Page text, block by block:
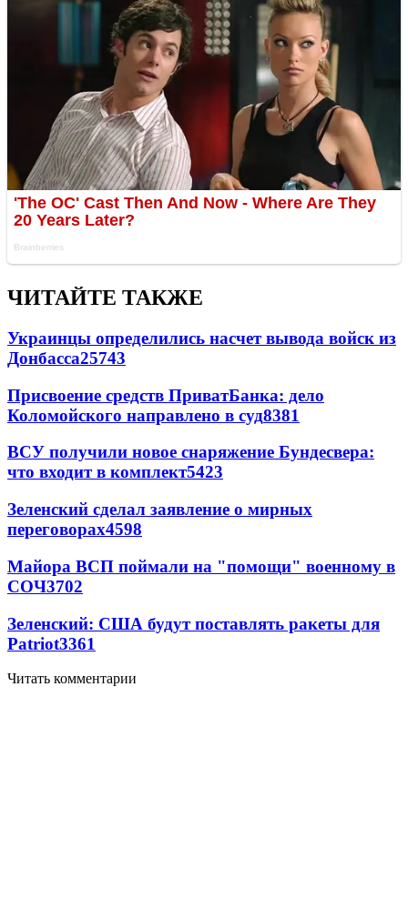
ЧИТАЙТЕ ТАКЖЕ
Украинцы определились насчет вывода войск из
Донбасса25743
Присвоение средств ПриватБанка: дело
Коломойского направлено в суд8381
ВСУ получили новое снаряжение Бундесвера:
что входит в комплект5423
Зеленский сделал заявление о мирных
переговорах4598
Майора ВСП поймали на "помощи" военному в
СОЧ3702
Зеленский: США будут поставлять ракеты для
Patriot3361
Читать комментарии